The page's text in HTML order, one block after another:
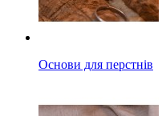
Основи для перстнів